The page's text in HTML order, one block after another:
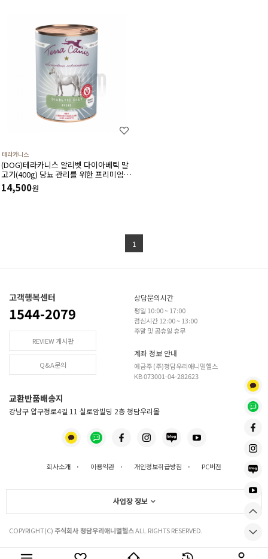
테라카니스
(DOG)테라카니스 알리벳 다이아베틱 말
고기(400g) 당뇨 관리를 위한 프리미엄 처
방식
14,500원
1
고객행복센터
1544-2079
REVIEW 게시판
Q&A문의
상담문의시간
평일 10:00 ~ 17:00
점심시간 12:00 ~ 13:00
주말 및 공휴일 휴무
계좌 정보 안내
예금주 (주)청담우리애니멀헬스
KB 073001-04-282623
교환반품배송지
강남구 압구정로4길 11 실로암빌딩 2층 청담우리몰
회사소개 · 이용약관 · 개인정보취급방침 · PC버전
사업장 정보
COPYRIGHT(C)주식회사 청담우리애니멀헬스ALL RIGHTS RESERVED.